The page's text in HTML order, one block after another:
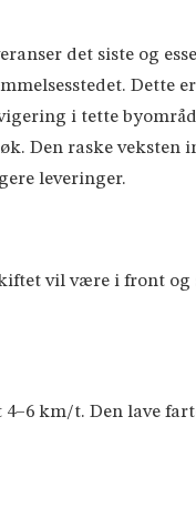
det siste og
Dette
i tette
Den raske veksten
leveringer.
vil være i front og
km/t. Den lave